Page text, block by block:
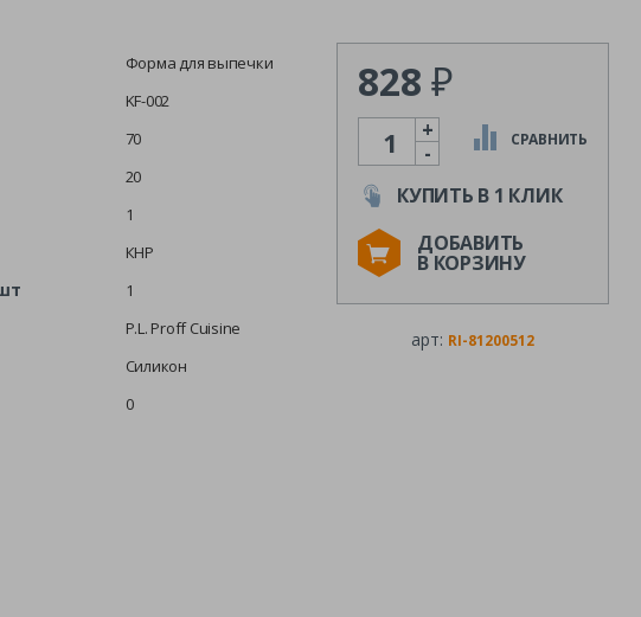
Форма для выпечки
KF-002
70
20
1
КНР
1
P.L. Proff Cuisine
Силикон
0
828 ₽
Количество
-
+ СРАВНИТЬ
КУПИТЬ В 1 КЛИК
ДОБАВИТЬ
В КОРЗИНУ
арт: RI-81200512